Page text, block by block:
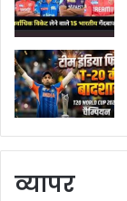
व्यापर